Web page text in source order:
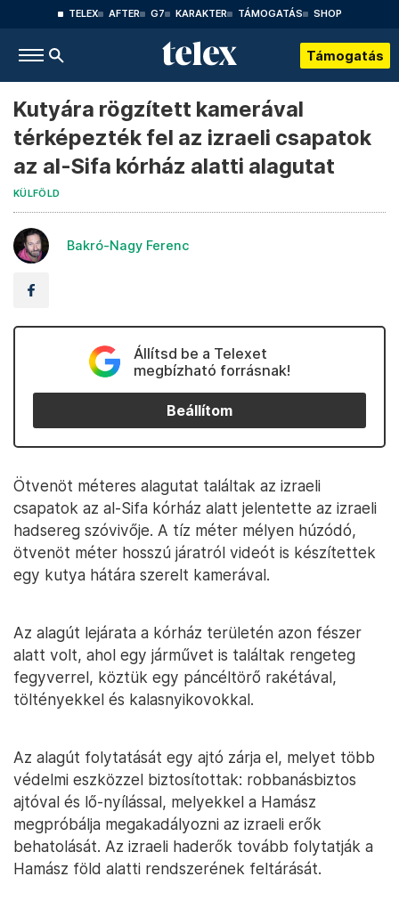
TELEX AFTER G7 KARAKTER TÁMOGATÁS SHOP
Támogatás
Kutyára rögzített kamerával
térképezték fel az izraeli csapatok
az al-Sifa kórház alatti alagutat
KÜLFÖLD
Bakró-Nagy Ferenc
Állítsd be a Telexet
megbízható forrásnak!
Beállítom
Ötvenöt méteres alagutat találtak az izraeli
csapatok az al-Sifa kórház alatt jelentette az izraeli
hadsereg szóvivője. A tíz méter mélyen húzódó,
ötvenöt méter hosszú járatról videót is készítettek
egy kutya hátára szerelt kamerával.
Az alagút lejárata a kórház területén azon fészer
alatt volt, ahol egy járművet is találtak rengeteg
fegyverrel, köztük egy páncéltörő rakétával,
töltényekkel és kalasnyikovokkal.
Az alagút folytatását egy ajtó zárja el, melyet több
védelmi eszközzel biztosítottak: robbanásbiztos
ajtóval és lő-nyílással, melyekkel a Hamász
megpróbálja megakadályozni az izraeli erők
behatolását. Az izraeli haderők tovább folytatják a
Hamász föld alatti rendszerének feltárását.